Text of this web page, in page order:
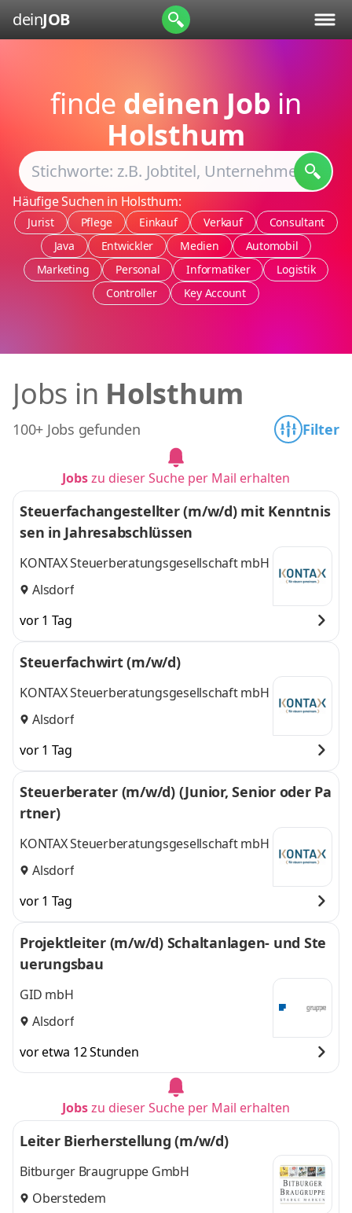
deinJOB
finde deinen Job in
Holsthum
Häufige Suchen in Holsthum:
Jurist Pflege Einkauf Verkauf
Consultant
Java
Entwickler Medien
Automobil
Marketing
Personal Informatiker
Logistik
Controller
Key Account
Jobs in Holsthum
100+ Jobs gefunden Filter
Jobszu dieser Suche per Mail erhalten
Steuerfachangestellter (m/w/d) mit Kenntnis
sen in Jahresabschlüssen
KONTAX Steuerberatungsgesellschaft mbH
Alsdorf
vor 1 Tag
Steuerfachwirt (m/w/d)
KONTAX Steuerberatungsgesellschaft mbH
Alsdorf
vor 1 Tag
Steuerberater (m/w/d) (Junior, Senior oder Pa
rtner)
KONTAX Steuerberatungsgesellschaft mbH
Alsdorf
vor 1 Tag
Projektleiter (m/w/d) Schaltanlagen- und Ste
uerungsbau
GID mbH
Alsdorf
vor etwa 12 Stunden
Jobszu dieser Suche per Mail erhalten
Leiter Bierherstellung (m/w/d)
Bitburger Braugruppe GmbH
Oberstedem